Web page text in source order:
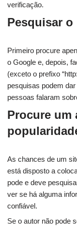
verificação.
Pesquisar
Primeiro procure
o Google e, depois,
(exceto o prefixo
pesquisas podem
pessoas falaram
Procure um
As chances de um
está disposto a
pode e deve
ver se há alguma
confiável.
Se o autor não pode